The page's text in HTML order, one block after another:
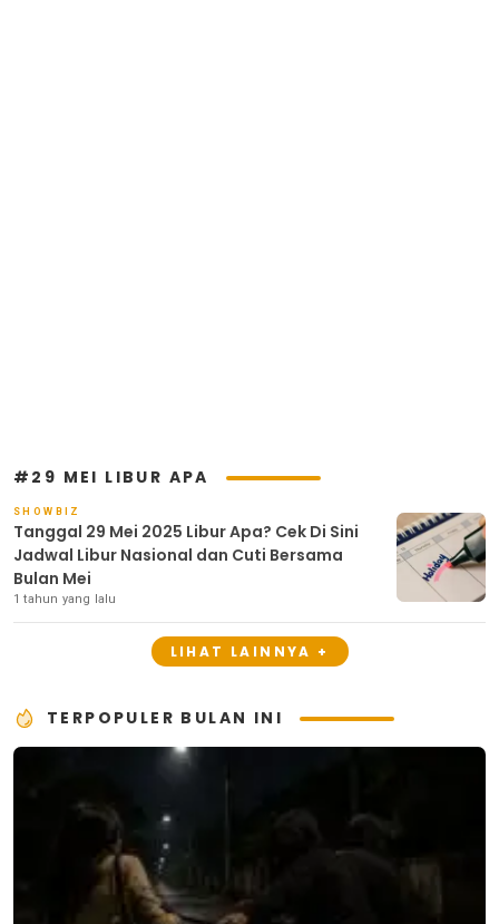
#29 MEI LIBUR APA
SHOWBIZ
Tanggal 29 Mei 2025 Libur Apa? Cek Di Sini
Jadwal Libur Nasional dan Cuti Bersama
Bulan Mei
1 tahun yang lalu
LIHAT LAINNYA +
TERPOPULER BULAN INI